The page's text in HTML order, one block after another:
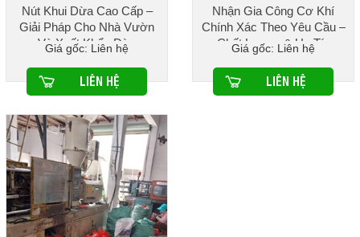
Nút Khui Dừa Cao Cấp –
Giải Pháp Cho Nhà Vườn
Và Xuất Khẩu Dừa
Giá gốc: Liên hệ
LIÊN HỆ
Nhận Gia Công Cơ Khí
Chính Xác Theo Yêu Cầu –
Chất Lượng & Uy Tín
Giá gốc: Liên hệ
LIÊN HỆ